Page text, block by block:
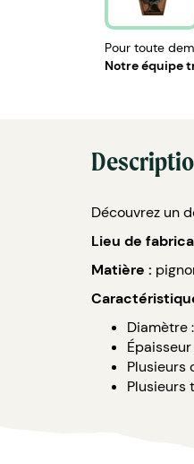
Pour toute
Notre équipe
Découvrez un
Lieu de
Matière :
Diamètre
Plusieurs
Plusieurs